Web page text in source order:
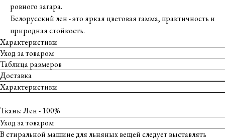
ровного загара.
Белорусский лен - это яркая цветовая гамма, практичность и
природная стойкость.
Характеристики
Уход за товаром
Таблица размеров
Доставка
Характеристики
Ткань: Лен - 100%
Уход за товаром
В стиральной машине для льняных вещей следует выставлять